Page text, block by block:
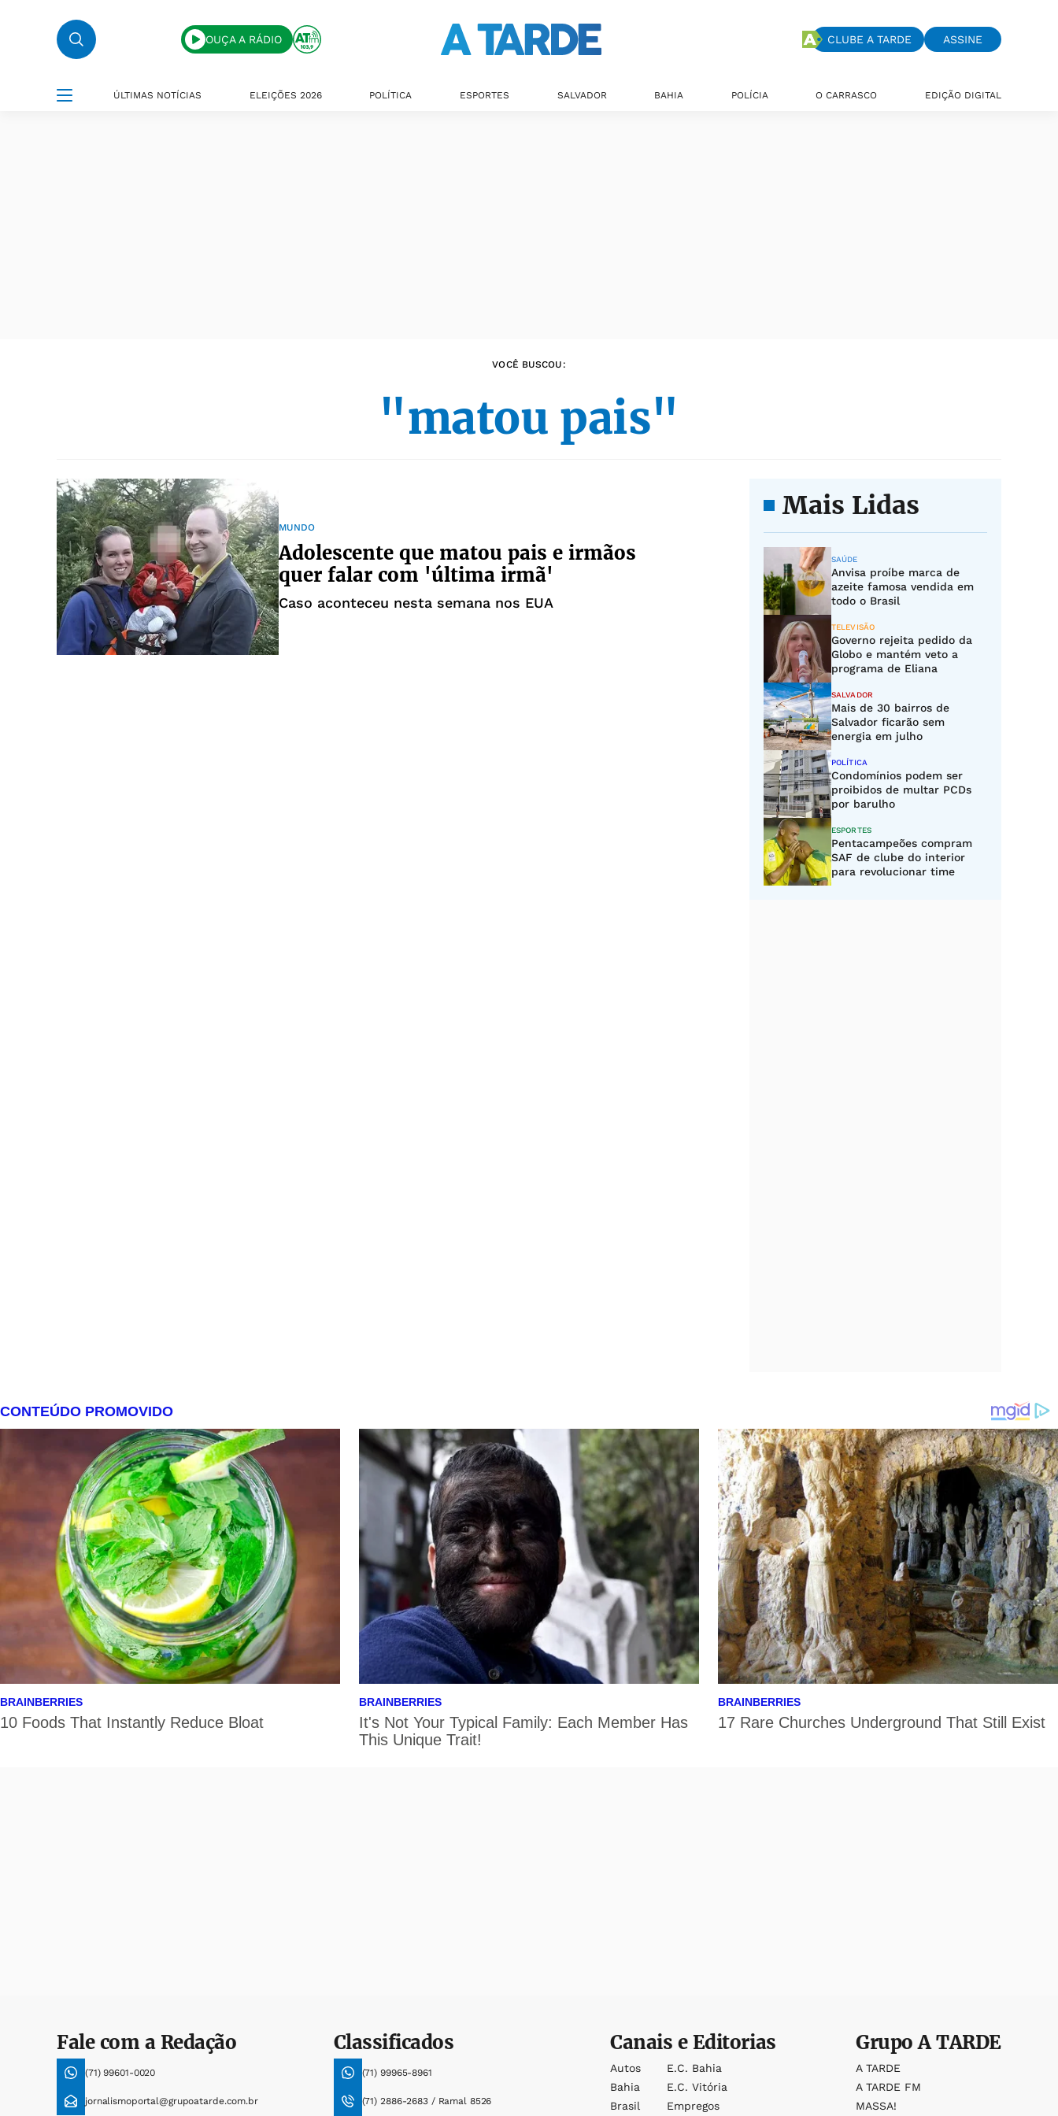
OUÇA A RÁDIO CLUBE A TARDE ASSINE
ÚLTIMAS NOTÍCIAS ELEIÇÕES 2026 POLÍTICA ESPORTES SALVADOR BAHIA POLÍCIA O CARRASCO EDIÇÃO DIGITAL
VOCÊ BUSCOU:
"matou pais"
MUNDO
Adolescente que matou pais e irmãos
quer falar com 'última irmã'
Caso aconteceu nesta semana nos EUA
Mais Lidas
SAÚDE
Anvisa proíbe marca de
azeite famosa vendida em
todo o Brasil
TELEVISÃO
Governo rejeita pedido da
Globo e mantém veto a
programa de Eliana
SALVADOR
Mais de 30 bairros de
Salvador ficarão sem
energia em julho
POLÍTICA
Condomínios podem ser
proibidos de multar PCDs
por barulho
ESPORTES
Pentacampeões compram
SAF de clube do interior
para revolucionar time
Fale com a Redação
(71) 99601-0020
jornalismoportal@grupoatarde.com.br
Classificados
(71) 99965-8961
(71) 2886-2683 / Ramal 8526
Canais e Editorias
Autos
Bahia
Brasil
E.c. Bahia
E.c. Vitória
Empregos
GrupoA TARDE
A TARDE
A TARDE FM
MASSA!